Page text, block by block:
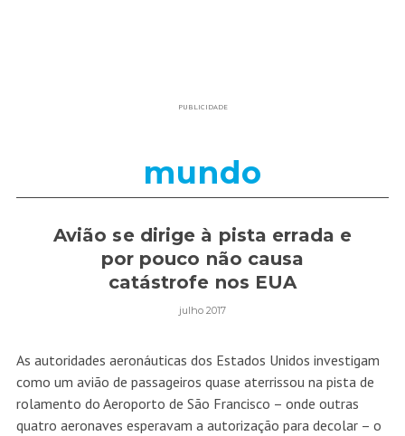
PUBLICIDADE
mundo
Avião se dirige à pista errada e
por pouco não causa
catástrofe nos EUA
julho 2017
As autoridades aeronáuticas dos Estados Unidos investigam
como um avião de passageiros quase aterrissou na pista de
rolamento do Aeroporto de São Francisco – onde outras
quatro aeronaves esperavam a autorização para decolar – o